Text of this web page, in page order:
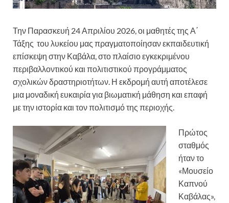
Την Παρασκευή 24 Απριλίου 2026, οι μαθητές της Α΄
Τάξης του λυκείου μας πραγματοποίησαν εκπαιδευτική
επίσκεψη στην Καβάλα, στο πλαίσιο εγκεκριμένου
περιβαλλοντικού και πολιτιστικού προγράμματος
σχολικών δραστηριοτήτων. Η εκδρομή αυτή αποτέλεσε
μια μοναδική ευκαιρία για βιωματική μάθηση και επαφή
με την ιστορία και τον πολιτισμό της περιοχής.
Πρώτος
σταθμός
ήταν το
«Μουσείο
Καπνού
Καβάλας»,